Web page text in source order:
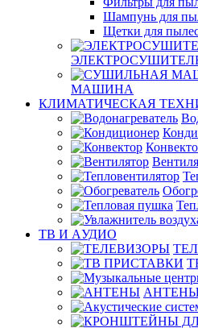
Шампунь для
Щетки для
МАШИНА
КЛИМАТИЧЕСКАЯ
ТВ И AУДИО